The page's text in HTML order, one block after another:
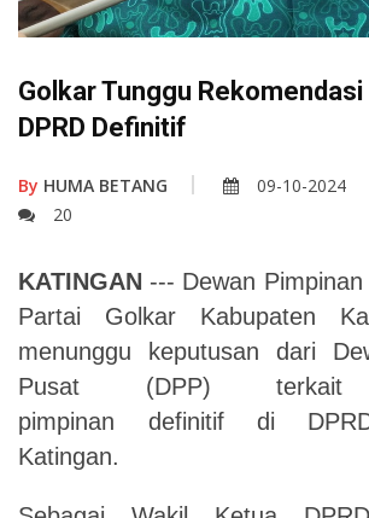
Golkar Tunggu Rekomendasi
DPRD Definitif
By HUMA BETANG 09-10-2024
20
KATINGAN --- Dewan Pimpinan
Partai
Golkar Kabupaten
menunggu keputusan dari
Pusat (DPP) terkait
pimpinan definitif di
Katingan.